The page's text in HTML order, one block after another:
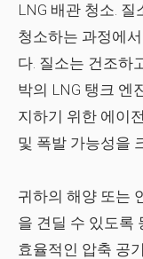
LNG 배관 청소. 질
청소하는 과정에
다. 질소는 건조하
박의 LNG 탱크 엔
지하기 위한 에이
및 폭발 가능성을
귀하의 해양 또는
을 견딜 수 있도록
효율적인 압축 공